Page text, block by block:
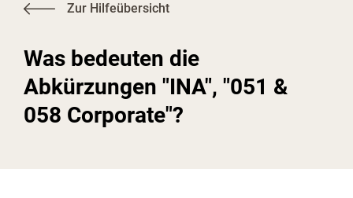
Zur Hilfeübersicht
Was bedeuten die
Abkürzungen "INA", "051 &
058 Corporate"?